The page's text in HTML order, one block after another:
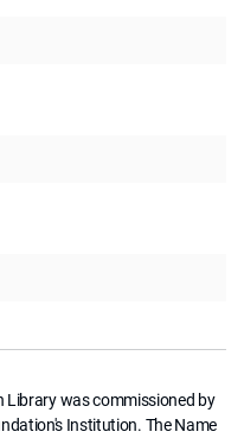
Library was commissioned by
Institution. The Name